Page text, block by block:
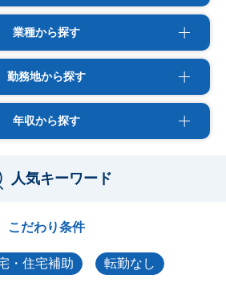
業種から探す
勤務地から探す
年収から探す
人気キーワード
こだわり条件
・住宅補助 転勤なし